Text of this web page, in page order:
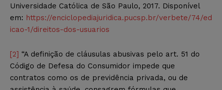
Universidade Católica de São Paulo, 2017. Disponível
em: https://enciclopediajuridica.pucsp.br/verbete/74/ed
icao-1/direitos-dos-usuarios
[2] “A definição de cláusulas abusivas pelo art. 51 do
Código de Defesa do Consumidor impede que
contratos como os de previdência privada, ou de